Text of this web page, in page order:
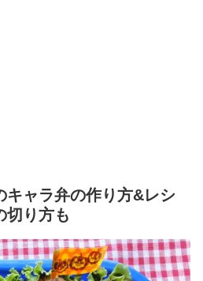
キャラ弁の作り方&レシ
切り方も